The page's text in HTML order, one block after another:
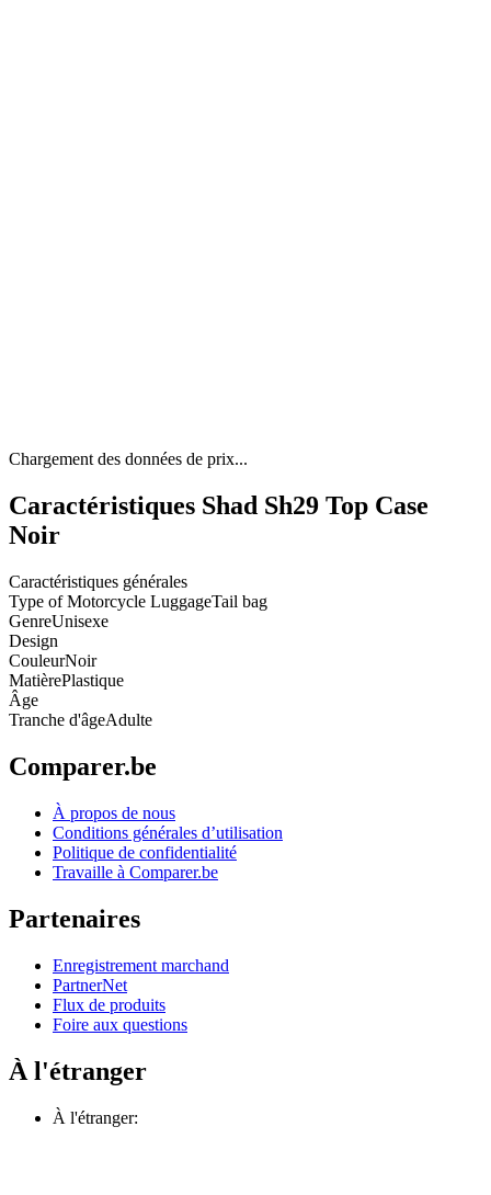
Chargement des données de prix...
Caractéristiques Shad Sh29 Top Case
Noir
Caractéristiques générales
Type of Motorcycle LuggageTail bag
GenreUnisexe
Design
CouleurNoir
MatièrePlastique
Âge
Tranche d'âgeAdulte
Comparer.be
À propos de nous
Conditions générales d’utilisation
Politique de confidentialité
Travaille à Comparer.be
Partenaires
Enregistrement marchand
PartnerNet
Flux de produits
Foire aux questions
À l'étranger
À l'étranger: